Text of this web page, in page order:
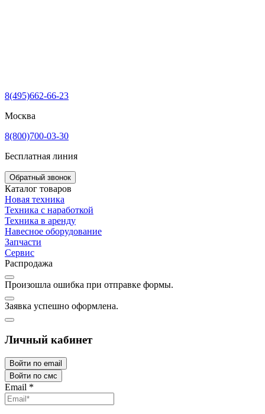
8(495)662-66-23
Москва
8(800)700-03-30
Бесплатная линия
Обратный звонок
Каталог товаров
Новая техника
Техника с наработкой
Техника в аренду
Навесное оборудование
Запчасти
Сервис
Распродажа
Произошла ошибка при отправке формы.
Заявка успешно оформлена.
Личный кабинет
Войти по email
Войти по смс
Email *